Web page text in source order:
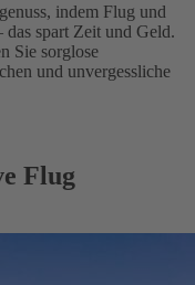
indem Flug und
spart Zeit und Geld.
Sie sorglose
und unvergessliche
Flug